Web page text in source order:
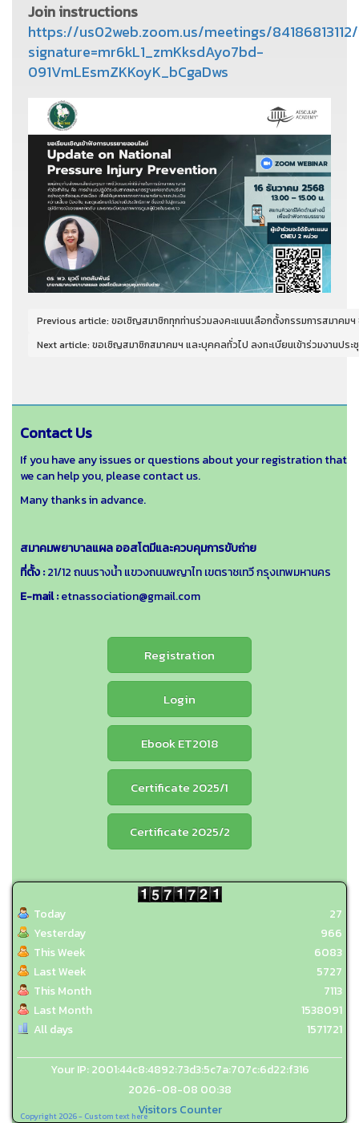
Copyright 2026 - Custom text here
Join instructions
https://us02web.zoom.us/meetings/
signature=mr6kL1_zmKksdAyo7bd-
091VmLEsmZKKoyK_bCgaDws
Previous article: ขอเชิญสมาชิกทุกท่านร่วมลงคะแนนเลือกตั้งกรรมการสมาคม
Next article: ขอเชิญสมาชิกสมาคมฯ และบุคคลทั่วไป ลงทะเบียนเข้าร่วมงานป
Contact Us
If you have any issues or questions about your registration that
we can help you, please contact us.
Many thanks in advance.
สมาคมพยาบาลแผล ออสโตมีและควบคุมการขับถ่าย
ที่ตั้ง :21/12 ถนนรางน้ำ แขวงถนนพญาไท เขตราชเทวี กรุงเทพมหานคร
E-mail :etnassociation@gmail.com
Registration
Login
Ebook ET2018
Certificate 2025/1
Certificate 2025/2
Today
Yesterday
This Week
Last Week
This Month
Last Month
All days
27
966
6083
5727
7113
1538091
1571721
Your IP: 2001:44c8:4892:73d3:5c7a:707c:6d22:f316
2026-08-08 00:38
Visitors Counter